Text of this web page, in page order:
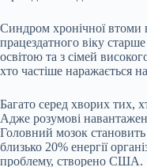
Синдром хронічної
працездатного віку
освітою та з сімей
хто частіше наражається
Багато серед хворих тих,
Адже розумові
Головний мозок
близько 20% енергії
проблему, створено США.